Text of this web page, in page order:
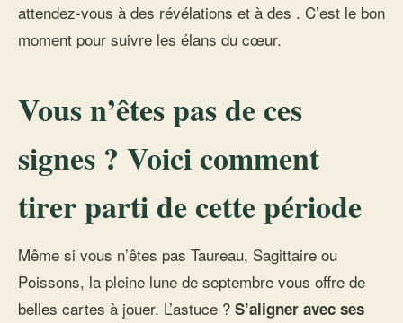
attendez-vous à des révélations et à des . C’est le bon
moment pour suivre les élans du cœur.
Vous n’êtes pas de ces
signes ? Voici comment
tirer parti de cette période
Même si vous n’êtes pas Taureau, Sagittaire ou
Poissons, la pleine lune de septembre vous offre de
belles cartes à jouer. L’astuce ? S’aligner avec ses